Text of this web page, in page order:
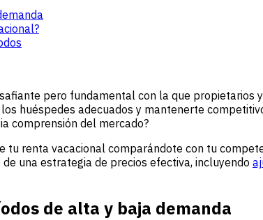
pero fundamental con la que propietarios
huéspedes adecuados y mantenerte
comprensión del mercado?
renta vacacional comparándote con tu
una estrategia de precios efectiva, incluyendo
de alta y baja demanda